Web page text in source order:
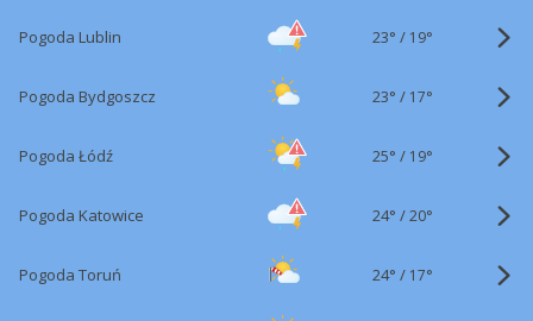
Pogoda Lublin 23° / 19°
Pogoda Bydgoszcz 23° / 17°
Pogoda Łódź 25° / 19°
Pogoda Katowice 24° /20°
Pogoda Toruń 24° / 17°